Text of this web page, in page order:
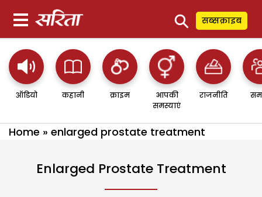
⚲ सब्सक्राइब
ऑडियो कहानी क्राइम
आपकी
समस्याएं
राजनीति
Home » enlarged prostate treatment
Enlarged Prostate Treatment